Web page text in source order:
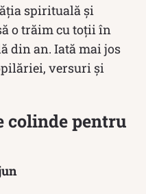
spirituală și
o trăim cu toții în
din an. Iată mai jos
versuri și
colinde pentru